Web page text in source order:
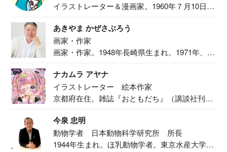
イラストレーター＆漫画家。1960年７月10日生
あきやま かぜさぶろう
画家・作家
画家・作家。1948年長崎県生まれ。1971年、
ナカムラ アヤナ
イラストレーター 絵本作家
京都府在住。雑誌『おともだち』（講談社刊）
今泉 忠明
動物学者 日本動物科学研究所 所長
1944年生まれ。ほ乳動物学者。東京水産大学卒